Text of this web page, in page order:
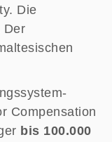
Die
Der
Compensation
bis 100.000